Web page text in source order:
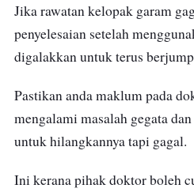
Jika rawatan kelopak garam
penyelesaian setelah
digalakkan untuk terus
Pastikan anda maklum pada
mengalami masalah gegata
untuk hilangkannya tapi gagal.
Ini kerana pihak doktor boleh